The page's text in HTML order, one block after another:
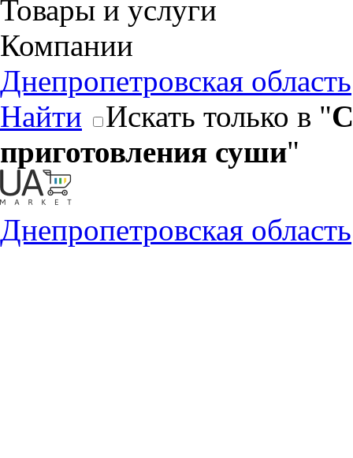
Товары и услуги
Компании
Днепропетровская область
Найти
Искать только в "
приготовления суши"
Днепропетровская область